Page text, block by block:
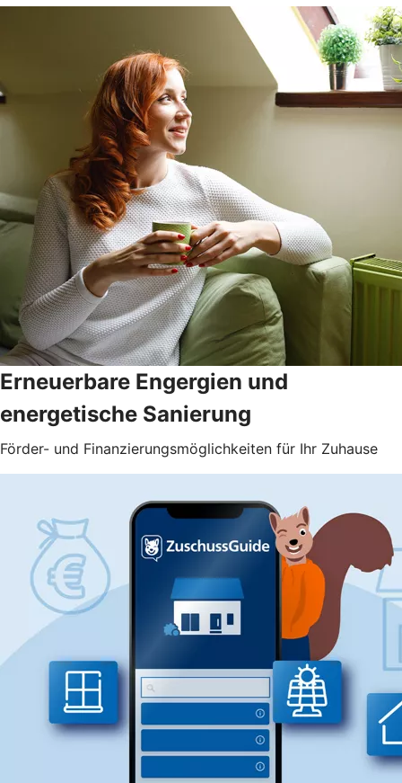
Erneuerbare Engergien und
energetische Sanierung
Förder- und Finanzierungsmöglichkeiten für Ihr Zuhause